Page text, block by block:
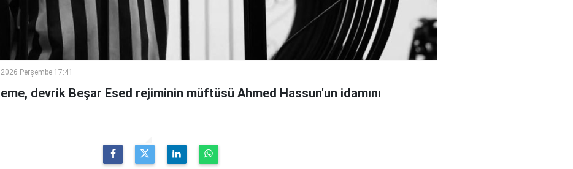
Perşembe 17:41
devrik Beşar Esed rejiminin müftüsü Ahmed Hassun'un idamını